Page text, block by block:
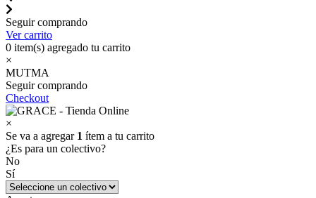
Seguir comprando
Ver carrito
0 item(s) agregado tu carrito
×
MUTMA
Seguir comprando
Checkout
×
Se va a agregar 1 ítem a tu carrito
¿Es para un colectivo?
No
Sí